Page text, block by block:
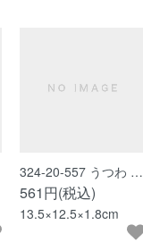
324-20-557 うつわ …
561円(税込)
13.5×12.5×1.8cm